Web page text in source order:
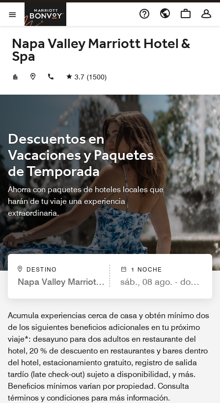
Skip to Content
Abrir el menú
Marriott Bonvoy
Napa Valley Marriott Hotel &
Spa
+17072538600
3.7 (1500)
Descuentos en
Vacaciones y Paquetes
de Temporada
Ahorra con paquetes de hoteles locales que
harán de tu viaje una experiencia
extraordinaria.
DESTINO
Napa Valley Marriott Hotel & Spa
1 NOCHE
sáb., 08 ago. - dom., 09
Acumula experiencias cerca de casa y obtén mínimo dos
de los siguientes beneficios adicionales en tu próximo
viaje*: desayuno para dos adultos en restaurante del
hotel, 20 % de descuento en restaurantes y bares dentro
del hotel, estacionamiento gratuito, registro de salida
tardío (late check-out) sujeto a disponibilidad, y más.
Beneficios mínimos varían por propiedad. Consulta
términos y condiciones para más información.